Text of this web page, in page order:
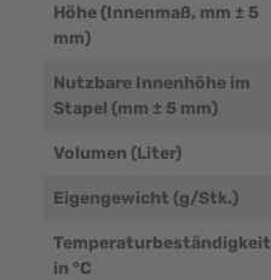
Höhe (Innenmaß, mm ± 5
mm)
Nutzbare Innenhöhe im
Stapel (mm ± 5 mm)
Volumen (Liter)
Eigengewicht (g/Stk.)
Temperaturbeständigkeit
in °C